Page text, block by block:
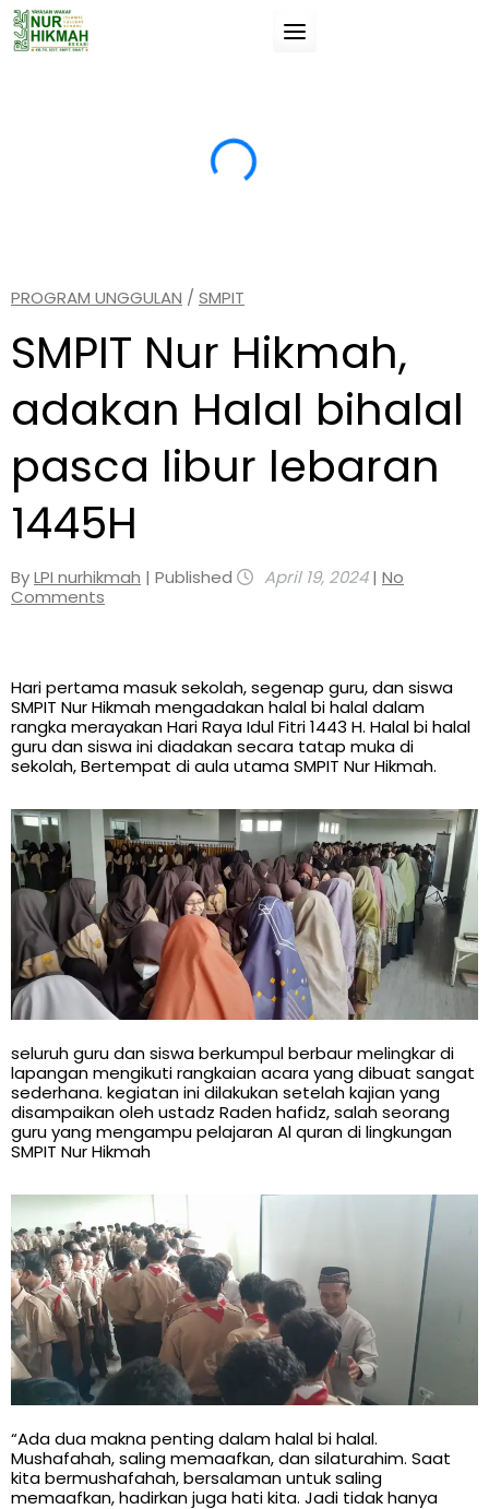
Skip
PROGRAM UNGGULAN / SMPIT
SMPIT Nur Hikmah,
adakan Halal bihalal
pasca libur lebaran
1445H
ByLPI nurhikmah | Published April 19, 2024| No
Comments
Hari pertama masuk sekolah, segenap guru, dan siswa
SMPIT Nur Hikmah mengadakan halal bi halal dalam
rangka merayakan Hari Raya Idul Fitri 1443 H. Halal bi halal
guru dan siswa ini diadakan secara tatap muka di
sekolah, Bertempat di aula utama SMPIT Nur Hikmah.
seluruh guru dan siswa berkumpul berbaur melingkar di
lapangan mengikuti rangkaian acara yang dibuat sangat
sederhana. kegiatan ini dilakukan setelah kajian yang
disampaikan oleh ustadz Raden hafidz, salah seorang
guru yang mengampu pelajaran Al quran di lingkungan
SMPIT Nur Hikmah
“Ada dua makna penting dalam halal bi halal.
Mushafahah, saling memaafkan, dan silaturahim. Saat
kita bermushafahah, bersalaman untuk saling
memaafkan, hadirkan juga hati kita. Jadi tidak hanya